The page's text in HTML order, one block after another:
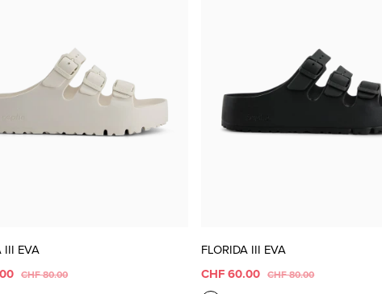
III EVA
CHF 80.00
FLORIDA III EVA
CHF 60.00 CHF 80.00